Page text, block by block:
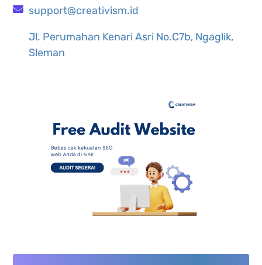
support@creativism.id
Jl. Perumahan Kenari Asri No.C7b, Ngaglik,
Sleman